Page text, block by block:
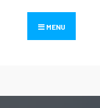
MENU